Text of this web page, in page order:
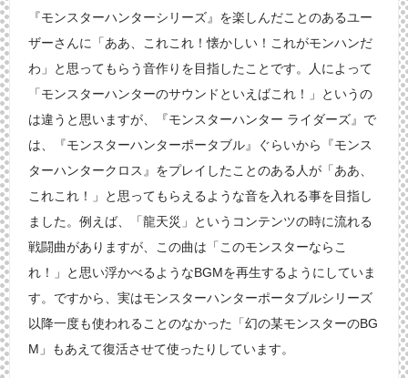
『モンスターハンターシリーズ』を楽しんだことのあるユー
ザーさんに「ああ、これこれ！懐かしい！これがモンハンだ
わ」と思ってもらう音作りを目指したことです。人によって
「モンスターハンターのサウンドといえばこれ！」というの
は違うと思いますが、『モンスターハンター ライダーズ』で
は、『モンスターハンターポータブル』ぐらいから『モンス
ターハンタークロス』をプレイしたことのある人が「ああ、
これこれ！」と思ってもらえるような音を入れる事を目指し
ました。例えば、「龍天災」というコンテンツの時に流れる
戦闘曲がありますが、この曲は「このモンスターならこ
れ！」と思い浮かべるようなBGMを再生するようにしていま
す。ですから、実はモンスターハンターポータブルシリーズ
以降一度も使われることのなかった「幻の某モンスターのBG
M」もあえて復活させて使ったりしています。